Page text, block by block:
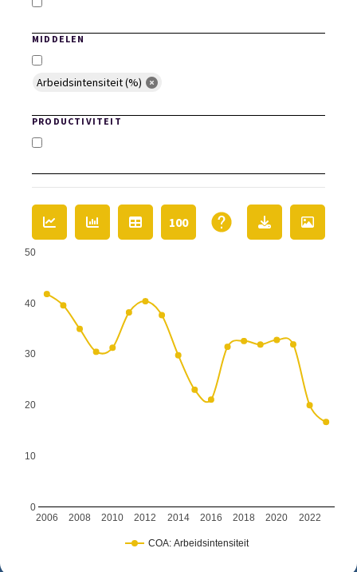
MIDDELEN
Arbeidsintensiteit (%)
PRODUCTIVITEIT
COA: Arbeidsintensiteit
2006 2008 2010 2012 2014 2016 2018 2020 2022
0
10
20
30
40
50
100